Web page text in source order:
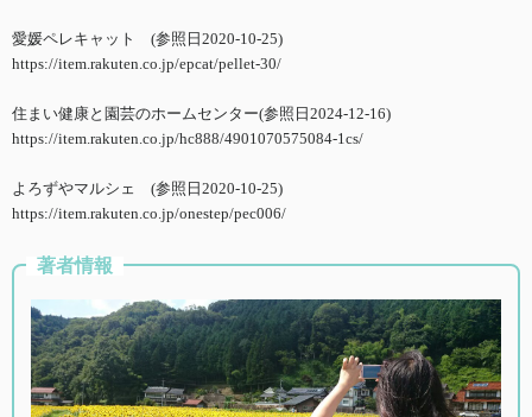
愛媛ペレキャット (参照日2020-10-25)
https://item.rakuten.co.jp/epcat/pellet-30/
住まい健康と園芸のホームセンター(参照日2024-12-16)
https://item.rakuten.co.jp/hc888/4901070575084-1cs/
よろずやマルシェ (参照日2020-10-25)
https://item.rakuten.co.jp/onestep/pec006/
著者情報